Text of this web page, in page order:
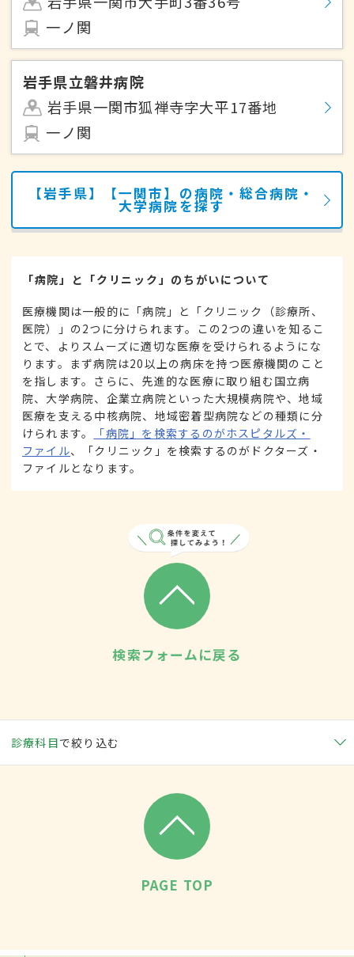
一ノ関
岩手県立磐井病院
岩手県一関市狐禅寺字大平17番地
一ノ関
【岩手県】【一関市】の病院・総合病院・
大学病院を探す
「病院」と「クリニック」のちがいについて
医療機関は一般的に「病院」と「クリニック（診療所、
医院）」の2つに分けられます。この2つの違いを知るこ
とで、よりスムーズに適切な医療を受けられるようにな
ります。まず病院は20以上の病床を持つ医療機関のこと
を指します。さらに、先進的な医療に取り組む国立病
院、大学病院、企業立病院といった大規模病院や、地域
医療を支える中核病院、地域密着型病院などの種類に分
けられます。
「病院」を検索するのがホスピタルズ・
ファイル、「クリニック」を検索するのがドクターズ・
ファイルとなります。
検索フォームに戻る
診療科目で絞り込む
PAGE TOP